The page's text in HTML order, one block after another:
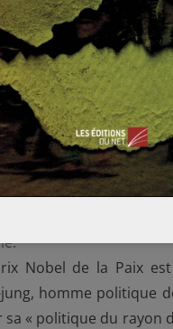
:Signature de
l’Union
Caraïbes et
qui entrera en
:Crash d’un
temps après le
accident – qui fit 113
de cet avion de ligne
Nobel de la Paix
homme politique
sa « politique du rayon